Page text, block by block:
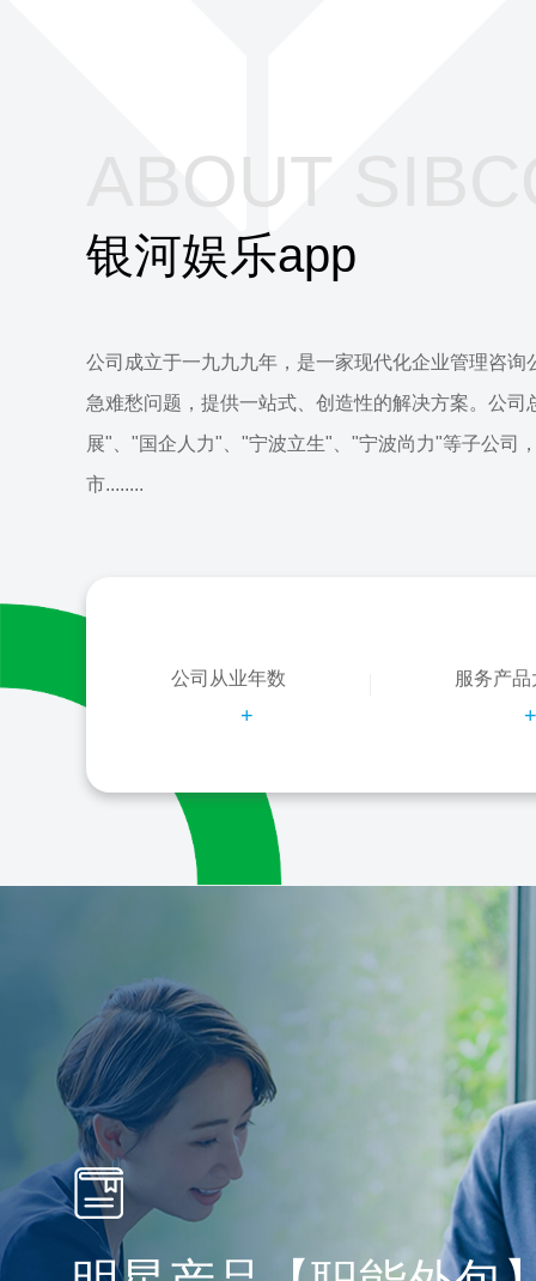
ABOUT
银河娱乐app
公司成立于一九九九年，是一家现代化企业管理咨询
急难愁问题，提供一站式、创造性的解决方案。公
展"、"国企人力"、"宁波立生"、"宁波尚力"等子公司
市........
公司从业年数
+
服务产